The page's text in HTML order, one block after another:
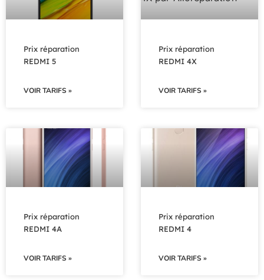
Prix réparation
REDMI 5
VOIR TARIFS »
Prix réparation
REDMI 4X
VOIR TARIFS »
Prix réparation
REDMI 4A
VOIR TARIFS »
Prix réparation
REDMI 4
VOIR TARIFS »